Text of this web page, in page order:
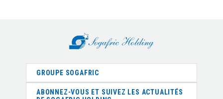
GROUPE SOGAFRIC
ABONNEZ-VOUS ET SUIVEZ LES ACTUALITÉS